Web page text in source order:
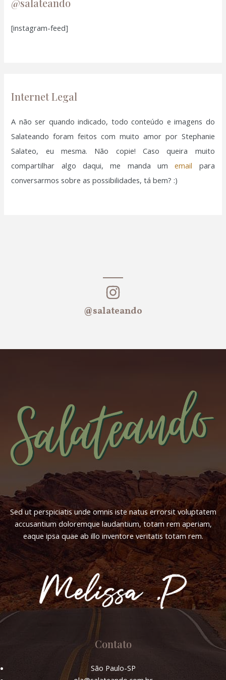
s
r
[instagram-feed]
Internet Legal
A não ser quando indicado, todo conteúdo e imagens do
Salateando foram feitos com muito amor por Stephanie
Salateo, eu mesma. Não copie! Caso queira muito
compartilhar algo daqui, me manda umemail para
conversarmos sobre as possibilidades, tá bem? :)
@salateando
Sed ut perspiciatis unde omnis iste natus errorsit voluptatem
accusantium doloremque laudantium, totam rem aperiam,
eaque ipsa quae ab illo inventore veritatis totam rem.
Contato
São Paulo-SP